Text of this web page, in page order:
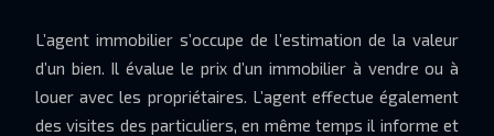
L’agent immobilier s’occupe de l’estimation de la valeur
d’un bien. Il évalue le prix d’un immobilier à vendre ou à
louer avec les propriétaires. L’agent effectue également
des visites des particuliers, en même temps il informe et